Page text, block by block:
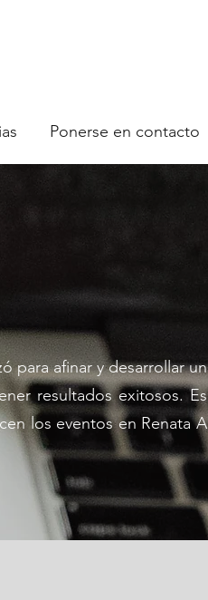
Ponerse en contacto
para afinar y desarrollar un
resultados exitosos. Es
los eventos en Renata A